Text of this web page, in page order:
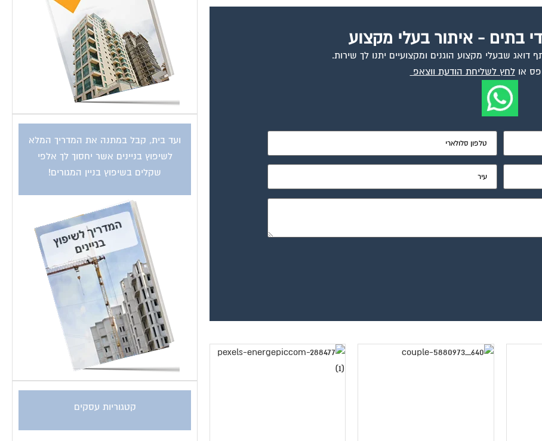
בתים - איתור בעלי מקצוע
שבעלי מקצוע הוגנים ומקצועיים יתנו לך שירות.
אולחץ לשליחת הודעת ווצאפ
ועד בית, קבל במתנה את המדריך המלא
לשיפוץ בניינים אשר יחסוך לך אלפי
שקלים בשיפוץ בניין המגורים!
קטגוריות עסקים